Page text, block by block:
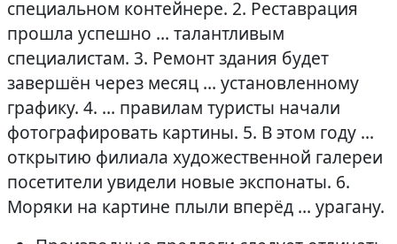
специальном контейнере. 2. Реставрация
прошла успешно … талантливым
специалистам. 3. Ремонт здания будет
завершён через месяц … установленному
графику. 4. … правилам туристы начали
фотографировать картины. 5. В этом году …
открытию филиала художественной галереи
посетители увидели новые экспонаты. 6.
Моряки на картине плыли вперёд … урагану.